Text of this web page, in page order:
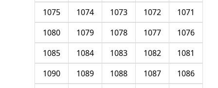
1071
1072
1073
1074
1075
1076
1077
1078
1079
1080
1081
1082
1083
1084
1085
1086
1087
1088
1089
1090